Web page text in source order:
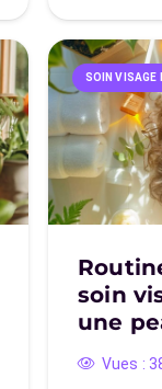
SOIN VISAGE
soin
une
Vues :